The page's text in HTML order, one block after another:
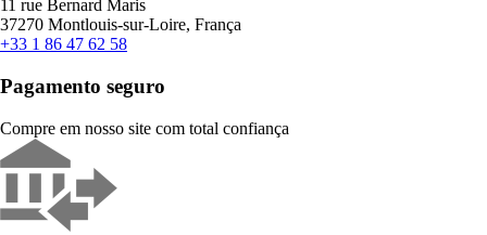
11 rue Bernard Maris
37270 Montlouis-sur-Loire, França
+33 1 86 47 62 58
Pagamento seguro
Compre em nosso site com total confiança